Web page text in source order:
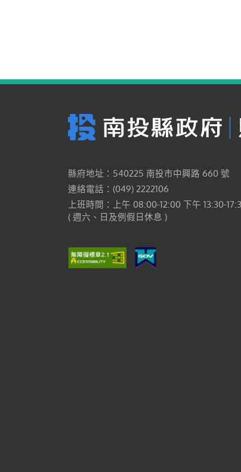
縣府地址：540225 南投市中興路 660 號
連絡電話：(049) 2222106
上班時間：上午 08:00-12:00 下午 13:30-
( 週六、日及例假日休息 )